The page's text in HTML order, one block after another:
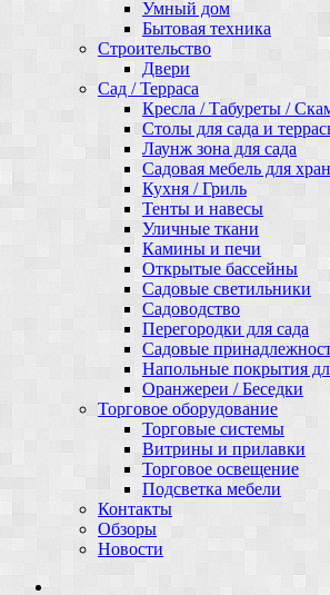
Умный дом
Бытовая техника
Строительство
Двери
Сад / Терраса
Кресла / Табуреты /
Столы для сада и
Лаунж зона для сада
Садовая мебель для
Кухня / Гриль
Тенты и навесы
Уличные ткани
Камины и печи
Открытые бассейны
Садовые светильники
Садоводство
Перегородки для сада
Садовые
Напольные покрытия
Оранжереи / Беседки
Торговое оборудование
Торговые системы
Витрины и прилавки
Торговое освещение
Подсветка мебели
Контакты
Обзоры
Новости